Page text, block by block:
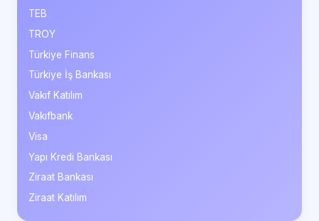
TEB
TROY
Türkiye Finans
Türkiye İş Bankası
Vakıf Katılım
Vakıfbank
Visa
Yapı Kredi Bankası
Ziraat Bankası
Ziraat Katılım